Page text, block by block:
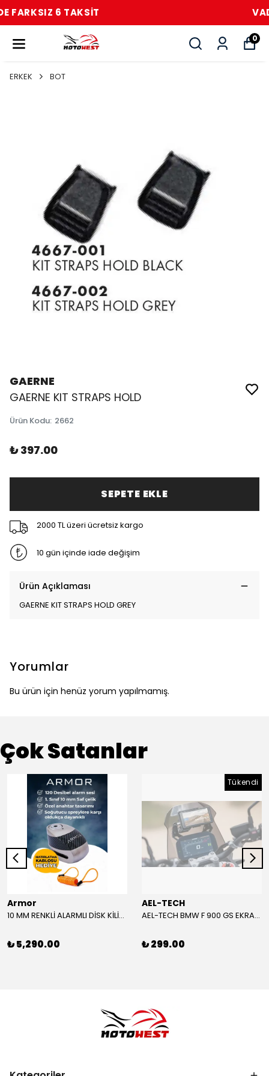
VADE FARKSIZ 6 TAKSİT
0
ERKEK BOT
GAERNE
GAERNE KIT STRAPS HOLD
Ürün Kodu: 2662
₺ 397.00
SEPETE EKLE
2000 TL üzeri ücretsiz kargo
10 gün içinde iade değişim
Ürün Açıklaması
GAERNE KIT STRAPS HOLD GREY
Yorumlar
Bu ürün için henüz yorum yapılmamış.
Çok Satanlar
Armor
10 MM RENKLİ ALARMLI DİSK KİLİDİ YENİ VERSİYON
₺ 5,290.00
Tükendi
AEL-TECH
AEL-TECH BMW F 900 GS EKRAN/GÖSTERGE KORUYUCU 2024-2025
₺ 299.00